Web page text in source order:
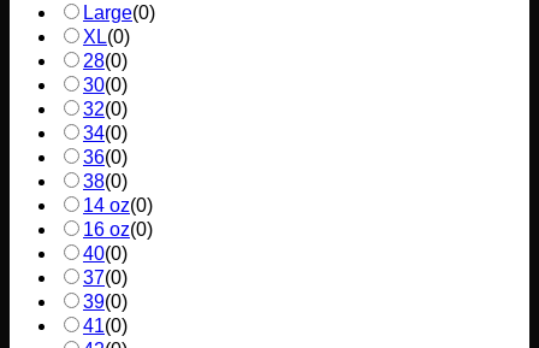
Large(0)
XL(0)
28(0)
30(0)
32(0)
34(0)
36(0)
38(0)
14 oz(0)
16 oz(0)
40(0)
37(0)
39(0)
41(0)